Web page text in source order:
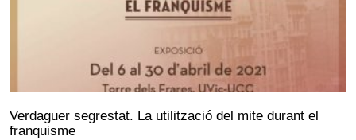
Verdaguer segrestat. La utilització del mite durant el
franquisme